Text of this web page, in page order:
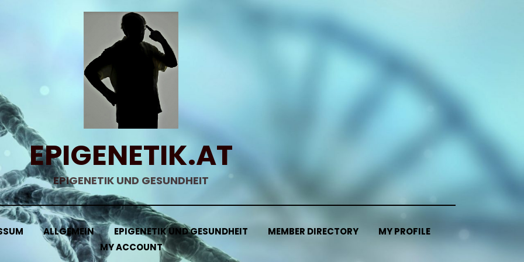
EPIGENETIK.AT
EPIGENETIK UND GESUNDHEIT
ALLGEMEIN EPIGENETIK UND GESUNDHEIT MEMBER DIRECTORY
MY PROFILE
MY ACCOUNT